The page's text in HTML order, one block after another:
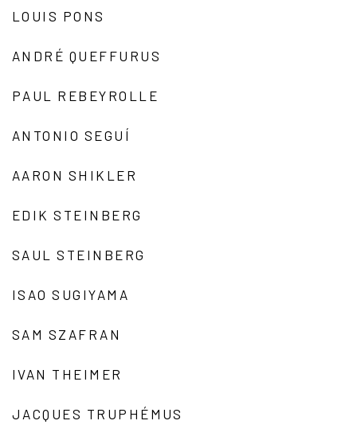
LOUIS PONS
ANDRÉ QUEFFURUS
PAUL REBEYROLLE
ANTONIO SEGUÍ
AARON SHIKLER
EDIK STEINBERG
SAUL STEINBERG
ISAO SUGIYAMA
SAM SZAFRAN
IVAN THEIMER
JACQUES TRUPHÉMUS